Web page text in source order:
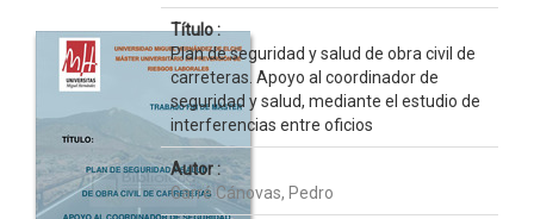
Título :
Plan de seguridad y salud de obra civil de
carreteras. Apoyo al coordinador de
seguridad y salud, mediante el estudio de
interferencias entre oficios
Autor :
Garré Cánovas, Pedro